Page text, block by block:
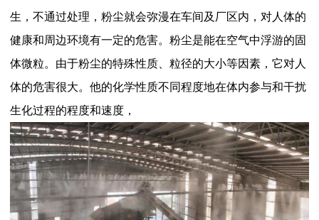
生，不通过处理，粉尘就会弥漫在车间及厂区内，对人体的
健康和周边环境有一定的危害。粉尘是能在空气中浮游的固
体微粒。由于粉尘的特殊性质、粒径的大小等因素，它对人
体的危害很大。他的化学性质不同程度地在体内参与和干扰
生化过程的程度和速度，